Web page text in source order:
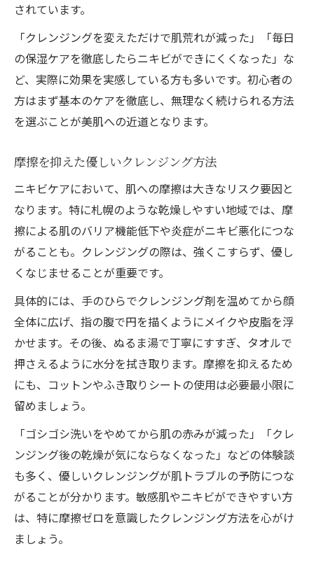
されています。
「クレンジングを変えただけで肌荒れが減った」「毎日
の保湿ケアを徹底したらニキビができにくくなった」な
ど、実際に効果を実感している方も多いです。初心者の
方はまず基本のケアを徹底し、無理なく続けられる方法
を選ぶことが美肌への近道となります。
摩擦を抑えた優しいクレンジング方法
ニキビケアにおいて、肌への摩擦は大きなリスク要因と
なります。特に札幌のような乾燥しやすい地域では、摩
擦による肌のバリア機能低下や炎症がニキビ悪化につな
がることも。クレンジングの際は、強くこすらず、優し
くなじませることが重要です。
具体的には、手のひらでクレンジング剤を温めてから顔
全体に広げ、指の腹で円を描くようにメイクや皮脂を浮
かせます。その後、ぬるま湯で丁寧にすすぎ、タオルで
押さえるように水分を拭き取ります。摩擦を抑えるため
にも、コットンやふき取りシートの使用は必要最小限に
留めましょう。
「ゴシゴシ洗いをやめてから肌の赤みが減った」「クレ
ンジング後の乾燥が気にならなくなった」などの体験談
も多く、優しいクレンジングが肌トラブルの予防につな
がることが分かります。敏感肌やニキビができやすい方
は、特に摩擦ゼロを意識したクレンジング方法を心がけ
ましょう。